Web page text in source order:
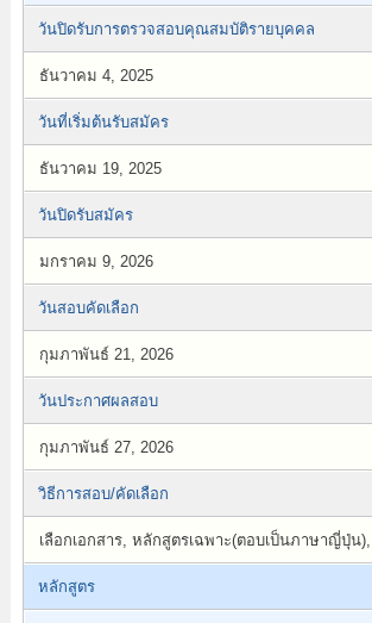
วันปิดรับการตรวจสอบคุณสมบัติรายบุคคล
ธันวาคม 4, 2025
วันที่เริ่มต้นรับสมัคร
ธันวาคม 19, 2025
วันปิดรับสมัคร
มกราคม 9, 2026
วันสอบคัดเลือก
กุมภาพันธ์ 21, 2026
วันประกาศผลสอบ
กุมภาพันธ์ 27, 2026
วิธีการสอบ/คัดเลือก
เลือกเอกสาร, หลักสูตรเฉพาะ(ตอบเป็นภาษาญี่ปุ่น
หลักสูตร